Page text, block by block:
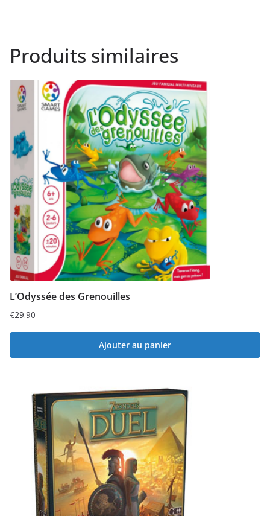
Produits similaires
L’Odyssée des Grenouilles
€29.90
Ajouter au panier